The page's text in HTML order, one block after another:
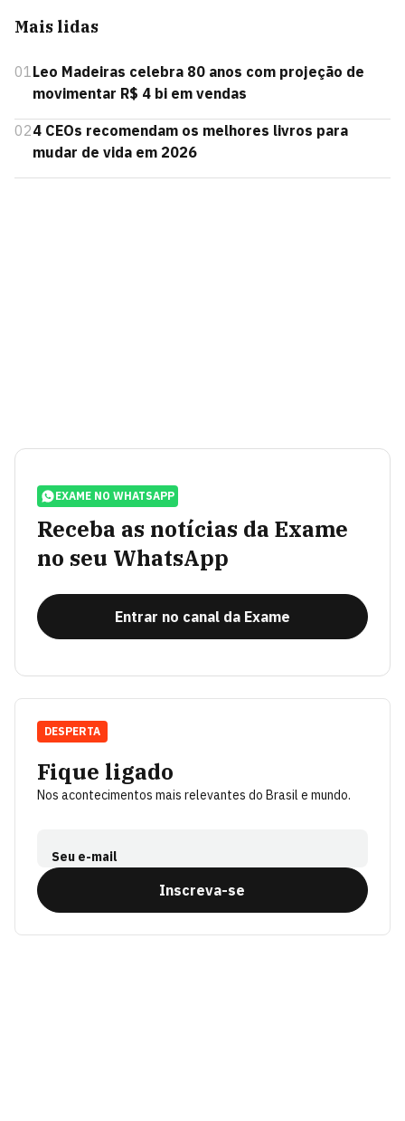
Mais lidas
01Leo Madeiras celebra 80 anos com projeção de
movimentar R$ 4 bi em vendas
024 CEOs recomendam os melhores livros para
mudar de vida em 2026
EXAME NO WHATSAPP
Receba as notícias da Exame
no seu WhatsApp
Entrar no canal da Exame
Fique ligado
Nos acontecimentos mais relevantes do Brasil e mundo.
Seu e-mail
Inscreva-se
DESPERTA